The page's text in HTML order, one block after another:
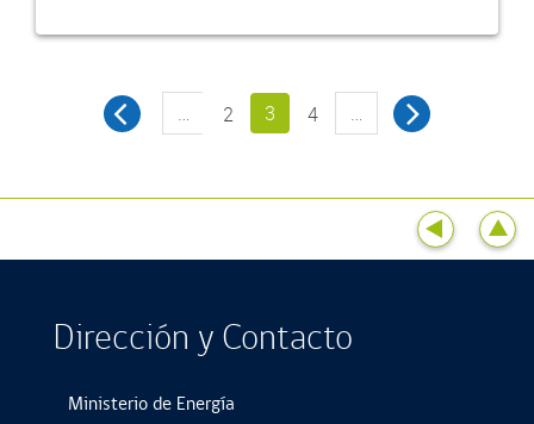
… 2 3 4 …
Dirección y Contacto
Ministerio de Energía